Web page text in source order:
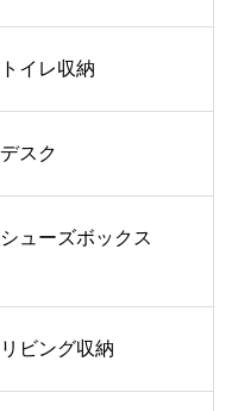
トイレ収納
デスク
シューズボックス
リビング収納